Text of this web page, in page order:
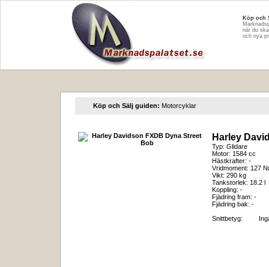
Köp och
när du
och nya
Köp och Sälj guiden: Motorcyklar
Harley
Typ: Glidare
Motor: 1584 cc
Hästkrafter: -
Vridmoment: 127
Vikt: 290 kg
Tankstorlek: 18.2 l
Koppling: -
Fjädring fram: -
Fjädring bak: -
Snittbetyg: